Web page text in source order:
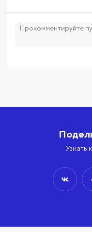
Узнать